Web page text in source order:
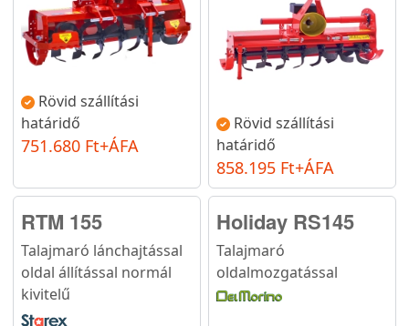
Rövid szállítási
határidő
751.680 Ft+ÁFA
Rövid szállítási
határidő
858.195 Ft+ÁFA
RTM 155
Talajmaró lánchajtással
oldal állítással normál
kivitelű
Holiday RS145
Talajmaró
oldalmozgatással